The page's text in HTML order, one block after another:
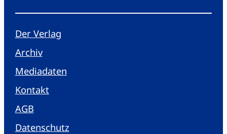
Der Verlag
Archiv
Mediadaten
Kontakt
AGB
Datenschutz